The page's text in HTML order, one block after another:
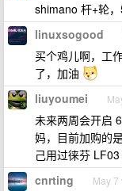
shimano 杆+轮
linuxsogood
买个鸡儿啊，工
了，加油
liuyoumei
未来两周会开启
妈，目前加购的
己用过徕芬
cnrting May 7